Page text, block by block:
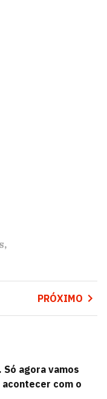
PRÓXIMO
Só agora vamos
com o